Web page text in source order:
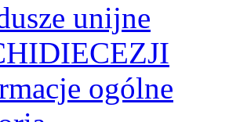
unijne
ogólne